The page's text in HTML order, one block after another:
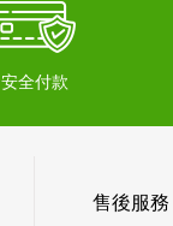
安全付款
售後服務